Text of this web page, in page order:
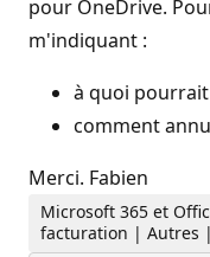
pour OneDrive.
m'indiquant :
à quoi
comment
Merci. Fabien
Microsoft 365 et
facturation | Autres